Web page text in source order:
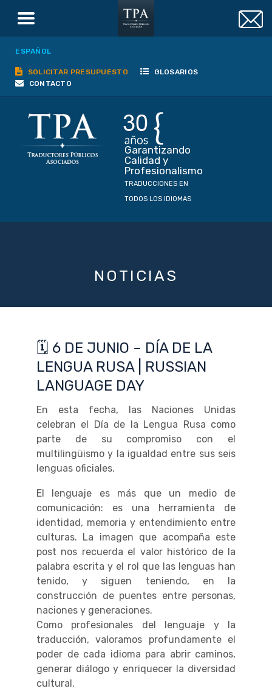
ESPAÑOL
SOLICITAR PRESUPUESTO
GLOSARIOS
CONTACTO
Garantizando
Calidad y
Profesionalismo
TRADUCCIONES EN
TODOS LOS IDIOMAS
NOTICIAS
🗓 6 DE JUNIO – DÍA DE LA
LENGUA RUSA | RUSSIAN
LANGUAGE DAY
En esta fecha, las Naciones Unidas
celebran el Día de la Lengua Rusa como
parte de su compromiso con el
multilingüismo y la igualdad entre sus seis
lenguas oficiales.
El lenguaje es más que un medio de
comunicación: es una herramienta de
identidad, memoria y entendimiento entre
culturas. La imagen que acompaña este
post nos recuerda el valor histórico de la
palabra escrita y el rol que las lenguas han
tenido, y siguen teniendo, en la
construcción de puentes entre personas,
naciones y generaciones.
Como profesionales del lenguaje y la
traducción, valoramos profundamente el
poder de cada idioma para abrir caminos,
generar diálogo y enriquecer la diversidad
cultural.